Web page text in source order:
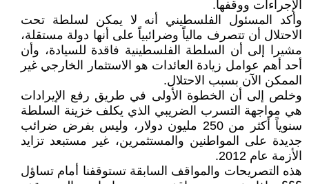
الإجراءات ووقفها.
وأكد المسئول الفلسطيني أنه لا يمكن لسلطة تحت
الاحتلال أن تتصرف مالياً وضرائبياً على أنها دولة مستقلة،
مشيرا إلى أن السلطة الفلسطينية فاقدة للسيادة، وأن
أحد أهم عوامل زيادة العائدات هو الاستثمار الخارجي غير
الممكن الآن بسبب الاحتلال.
وخلص إلى أن الخطوة الأولى في طريق رفع الإيرادات
هي مواجهة التسرب الضريبي الذي يكلف خزينة السلطة
سنوياً أكثر من 250 مليون دولار، وليس بفرض ضرائب
جديدة على المواطنين والمستثمرين، غير مستبعد تزايد
الأزمة عام 2012.
هذه التصريحات والمواقف السابقة تستوقفنا أمام تساؤل